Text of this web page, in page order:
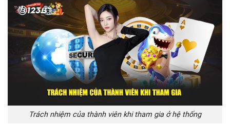
Trách nhiệm của thành viên khi tham gia ở hệ thống